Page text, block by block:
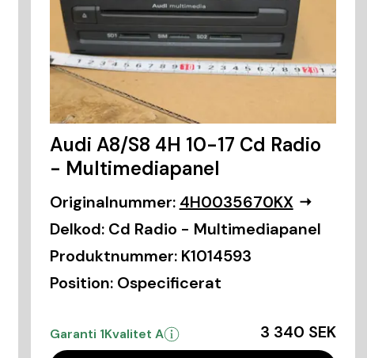
Audi A8/S8 4H 10-17 Cd Radio
- Multimediapanel
Originalnummer: 4H0035670KX
Delkod: Cd Radio - Multimediapanel
Produktnummer: K1014593
Position: Ospecificerat
Garanti 1Kvalitet A 3 340 SEK